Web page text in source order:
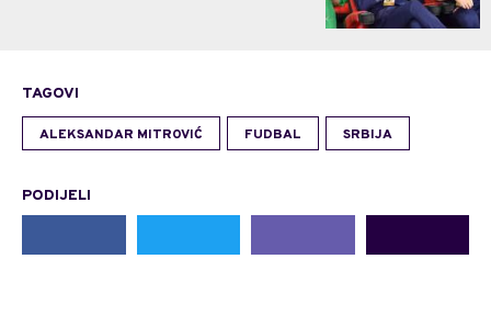
TAGOVI
ALEKSANDAR MITROVIĆ FUDBAL SRBIJA
PODIJELI